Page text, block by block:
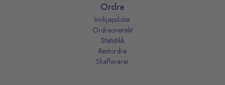
Ordre
Innkjøpslister
Ordreoversikt
Statistikk
Restordre
Skaffevarer